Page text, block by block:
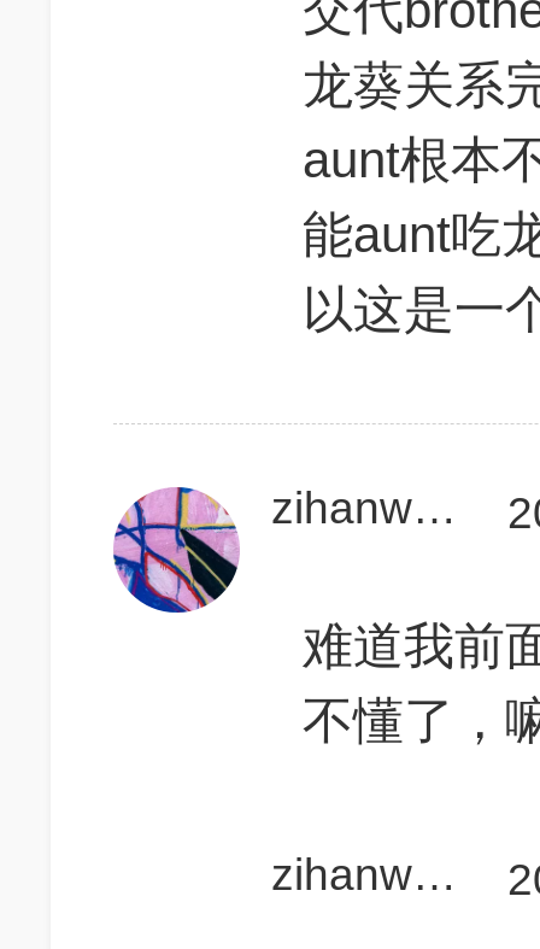
龙葵关系
aunt根本
能aunt吃
以这是一
zihanw14
难道我前
不懂了，
zihanw14